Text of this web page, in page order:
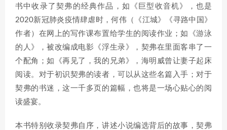
书中收录了契弗的经典作品，如《巨型收音机》，也是
2020新冠肺炎疫情肆虐时，何伟（《江城》《寻路中国》
作者）在网上的写作课布置给学生的阅读作业；如《游泳
的人》，被改编成电影《浮生录》，契弗在里面客串了一
个配角；如《再见了，我的兄弟》，海明威曾让妻子起床
阅读。对于初识契弗的读者，可以从这些名篇入手；对于
契弗的书迷，这一千多页的篇幅，也将是一场心贴心的阅
读盛宴。
本书特别收录契弗自序，讲述小说编选背后的故事，契弗